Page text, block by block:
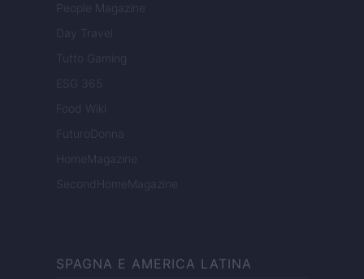
People Magazine
Day Travel
Tutto Gaming
ESG 365
Food Wiki
FuturoDonna
HomeMagazine
SecondHomeMagazine
SPAGNA E AMERICA LATINA